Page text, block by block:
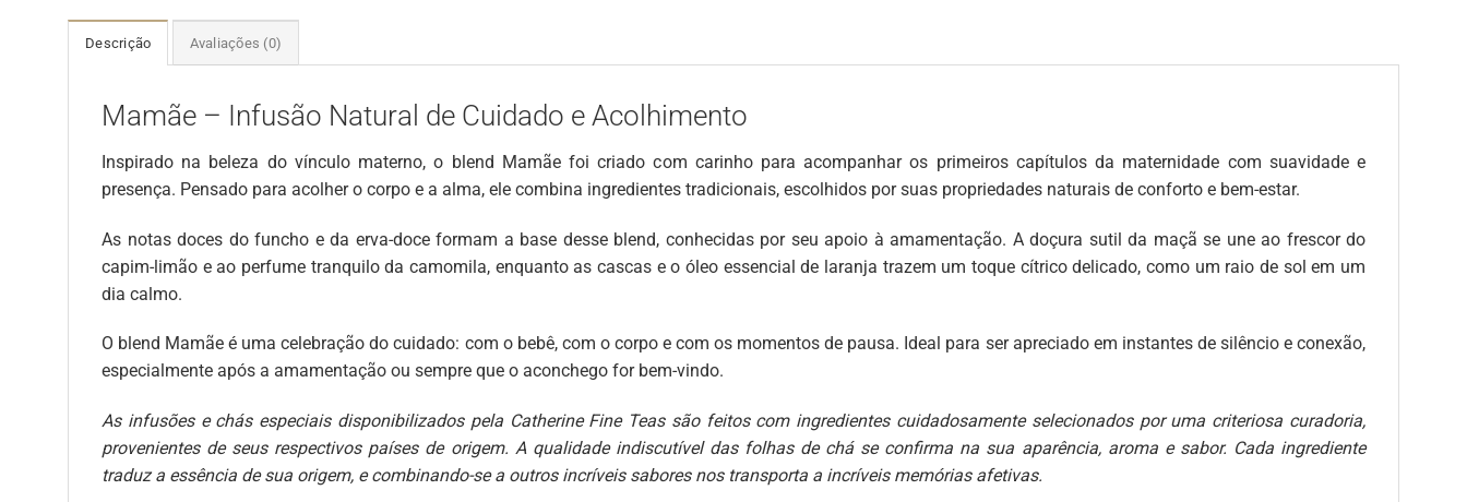
Descrição Avaliações (0)
Mamãe – Infusão Natural de Cuidado e Acolhimento
Inspirado na beleza do vínculo materno, o blend Mamãe foi criado com carinho para acompanhar os primeiros capítulos da maternidade com suavidade e
presença. Pensado para acolher o corpo e a alma, ele combina ingredientes tradicionais, escolhidos por suas propriedades naturais de conforto e bem-estar.
As notas doces do funcho e da erva-doce formam a base desse blend, conhecidas por seu apoio à amamentação. A doçura sutil da maçã se une ao frescor do
capim-limão e ao perfume tranquilo da camomila, enquanto as cascas e o óleo essencial de laranja trazem um toque cítrico delicado, como um raio de sol em um
dia calmo.
O blend Mamãe é uma celebração do cuidado: com o bebê, com o corpo e com os momentos de pausa. Ideal para ser apreciado em instantes de silêncio e conexão,
especialmente após a amamentação ou sempre que o aconchego for bem-vindo.
As infusões e chás especiais disponibilizados pela Catherine Fine Teas são feitos com ingredientes cuidadosamente selecionados por uma criteriosa curadoria,
provenientes de seus respectivos países de origem. A qualidade indiscutível das folhas de chá se confirma na sua aparência, aroma e sabor. Cada ingrediente
traduz a essência de sua origem, e combinando-se a outros incríveis sabores nos transporta a incríveis memórias afetivas.